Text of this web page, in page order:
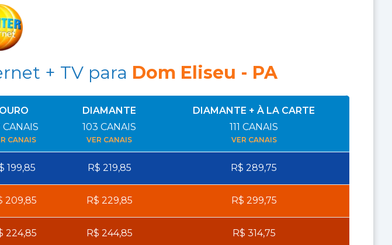
+ TV para Dom Eliseu - PA
OURO
CANAIS
CANAIS
DIAMANTE
103 CANAIS
VER CANAIS
DIAMANTE + À LA CARTE
111 CANAIS
VER CANAIS
199,85 R$ 219,85 R$ 289,75
209,85 R$ 229,85 R$ 299,75
224,85 R$ 244,85 R$ 314,75